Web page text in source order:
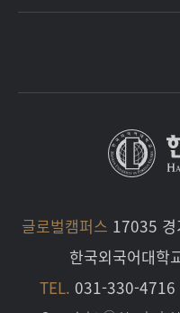
글로벌캠퍼스 17035 경
한국외국어대학
TEL. 031-330-4716